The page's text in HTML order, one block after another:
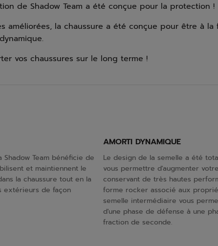
de Shadow Team a été conçue pour la protection !
améliorées, la chaussure a été conçue pour être à la
vos chaussures sur le long terme !
Team bénéficie de
et maintiennent le
la chaussure tout en la
extérieurs de façon
AMORTI DYNAMIQUE
Le design de la semelle a été
vous permettre d'augmenter
conservant de très hautes
forme rocker associé aux
semelle intermédiaire vous
d'une phase de défense à une
fraction de seconde.